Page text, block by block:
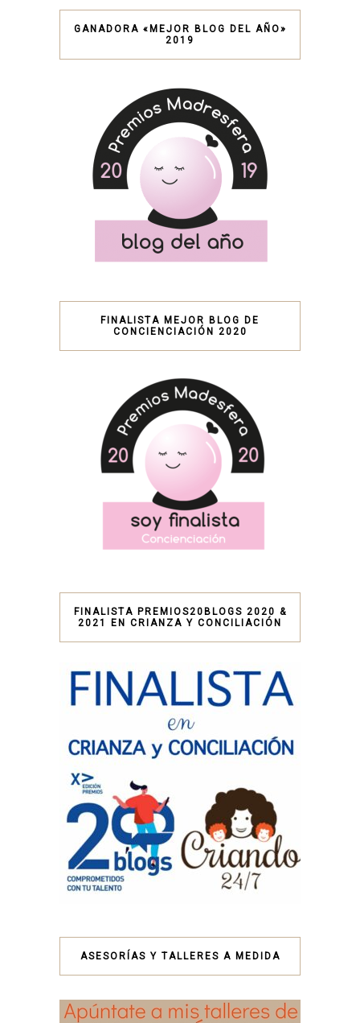
GANADORA «MEJOR BLOG DEL AÑO»
2019
FINALISTA MEJOR BLOG DE
CONCIENCIACIÓN 2020
FINALISTA PREMIOS20BLOGS 2020 &
2021 EN CRIANZA Y CONCILIACIÓN
ASESORÍAS Y TALLERES A MEDIDA